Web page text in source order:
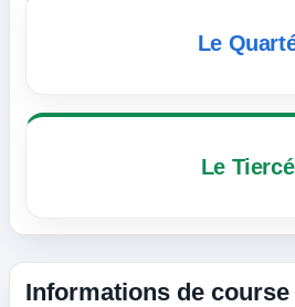
Le
Le Tiercé
Informations de course